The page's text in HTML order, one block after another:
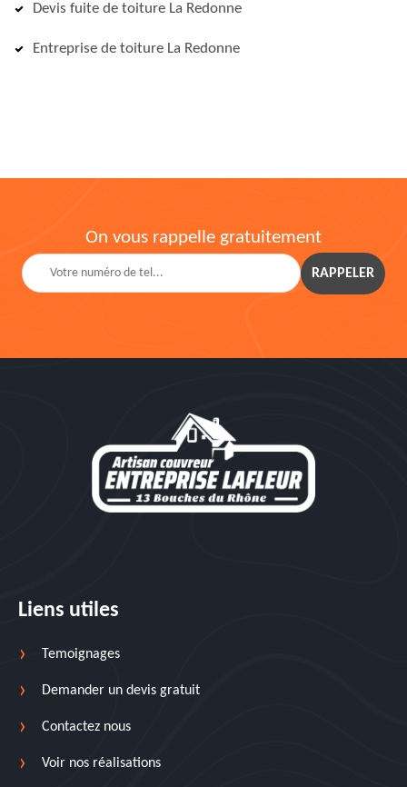
Devis fuite de toiture La Redonne
Entreprise de toiture La Redonne
On vous rappelle gratuitement
Liens utiles
Temoignages
Demander un devis gratuit
Contactez nous
Voir nos réalisations